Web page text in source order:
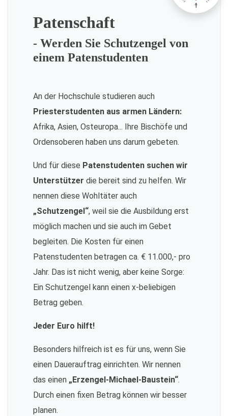
Patenschaft
- Werden Sie Schutzengel von
einem Patenstudenten
An der Hochschule studieren auch
Priesterstudenten aus armen Ländern:
Afrika, Asien, Osteuropa... Ihre Bischöfe und
Ordensoberen haben uns darum gebeten.
Und für diese Patenstudenten suchen wir
Unterstützer die bereit sind zu helfen. Wir
nennen diese Wohltäter auch
„Schutzengel“, weil sie die Ausbildung erst
möglich machen und sie auch im Gebet
begleiten. Die Kosten für einen
Patenstudenten betragen ca. € 11.000,- pro
Jahr. Das ist nicht wenig, aber keine Sorge:
Ein Schutzengel kann einen x-beliebigen
Betrag geben.
Jeder Euro hilft!
Besonders hilfreich ist es für uns, wenn Sie
einen Dauerauftrag einrichten. Wir nennen
das einen „Erzengel-Michael-Baustein“.
Durch einen fixen Betrag können wir besser
planen.